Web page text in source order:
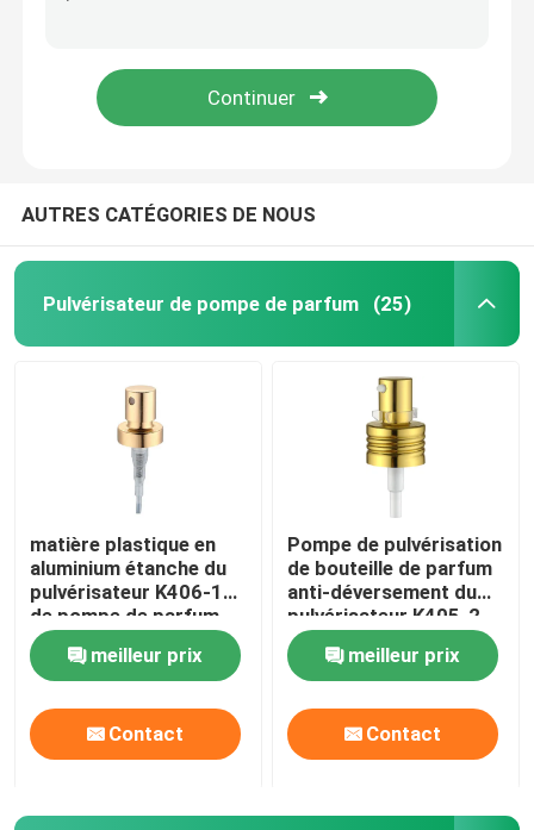
Pompe de distributeur de lotion
Pompe de solvant de vernis à ongles
bouteille privée d'air de pompe
Pulvérisateur de carte de crédit
Pen Perfume Spray
Chapeau en plastique
Bâtons de déodorant
AUTRES CATÉGORIES DE NOUS
Pulvérisateur de pompe de parfum (25)
matière plastique en
aluminium étanche du
pulvérisateur K406-1
de pompe de parfum
de 12/20mm
meilleur prix
Contact
Pompe de pulvérisation
de bouteille de parfum
anti-déversement du
pulvérisateur K405-2
de brouillard fin d'or
durablemeilleur prix
Contact